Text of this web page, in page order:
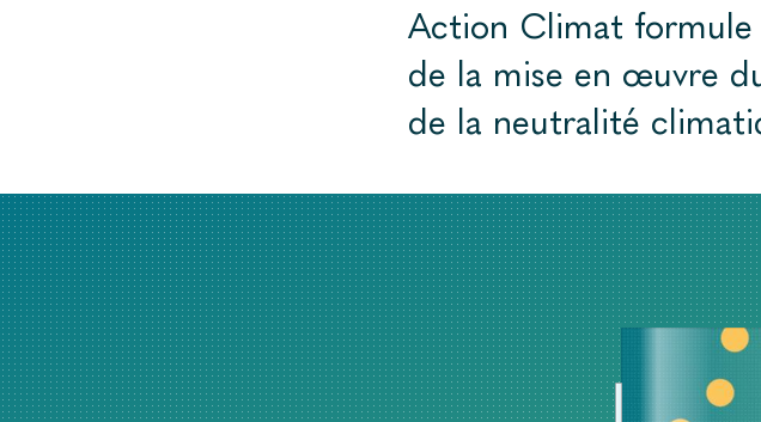
Action Climat formule
de la mise en œuvre
de la neutralité